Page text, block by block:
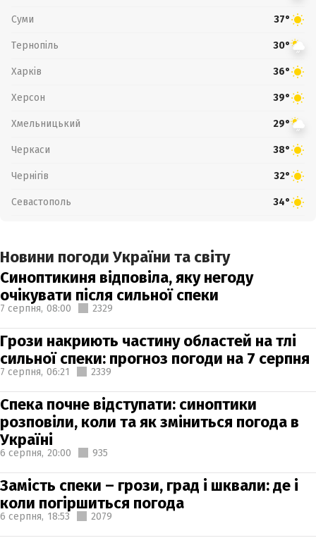
Суми 37°
Тернопіль 30°
Харків 36°
Херсон 39°
Хмельницький 29°
Черкаси 38°
Чернігів 32°
Севастополь 34°
Новини погоди України та світу
Синоптикиня відповіла, яку негоду
очікувати після сильної спеки
7 серпня, 08:00 2329
Грози накриють частину областей на тлі
сильної спеки: прогноз погоди на 7 серпня
7 серпня, 06:21 2339
Спека почне відступати: синоптики
розповіли, коли та як зміниться погода в
Україні
6 серпня, 20:00 935
Замість спеки – грози, град і шквали: де і
коли погіршиться погода
6 серпня, 18:53 2079